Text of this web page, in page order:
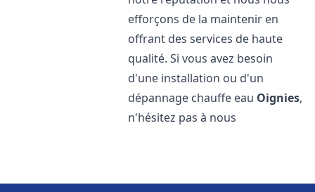
efforçons de la maintenir en
offrant des services de haute
qualité. Si vous avez besoin
d'une installation ou d'un
dépannage chauffe eau Oignies,
n'hésitez pas à nous